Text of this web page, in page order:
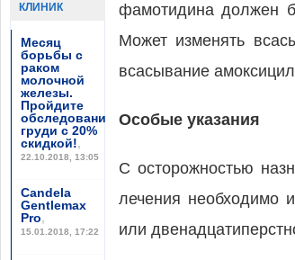
КЛИНИК
Месяц
борьбы с
раком
молочной
железы.
Пройдите
обследование
груди с 20%
скидкой!,
22.10.2018, 13:05
Candela
Gentlemax
Pro,
15.01.2018, 17:22
фамотидина должен
Может изменять
всасывание
Особые указания
С осторожностью
лечения необходимо
или